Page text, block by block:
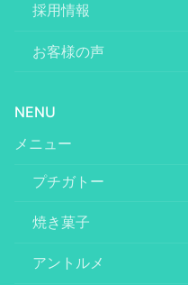
採用情報
お客様の声
NENU
メニュー
プチガトー
焼き菓子
アントルメ